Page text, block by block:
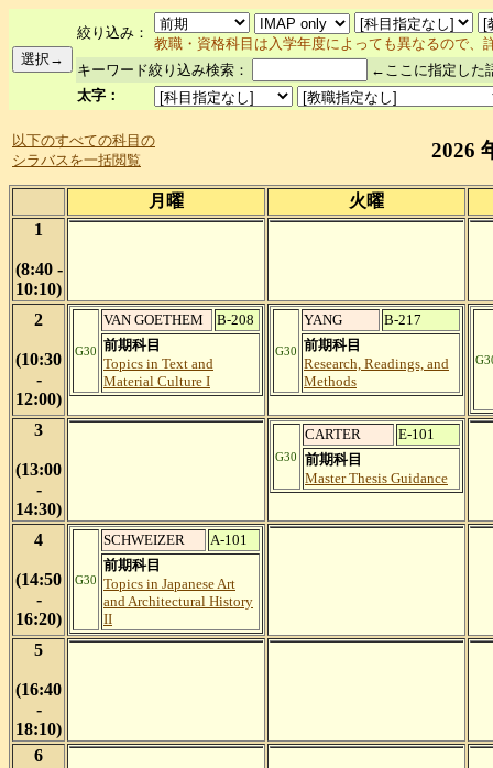
絞り込み：
教職・資格科目は入学年度によっても異なるので、
キーワード絞り込み検索：
←ここに指定した
太字：
以下のすべての科目の
シラバスを一括閲覧
2026
月曜
火曜
1
(8:40 -
10:10)
2
(10:30
-
12:00)
G30
VAN GOETHEM
B-208
前期科目
Topics in Text and
Material Culture I
G30
YANG
B-217
前期科目
Research, Readings, and
Methods
3
(13:00
-
14:30)
G30
CARTER
E-101
前期科目
Master Thesis Guidance
4
(14:50
-
16:20)
G30
SCHWEIZER
A-101
前期科目
Topics in Japanese Art
and Architectural History
II
5
(16:40
-
18:10)
6